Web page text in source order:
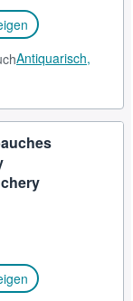
Antiquarisch,